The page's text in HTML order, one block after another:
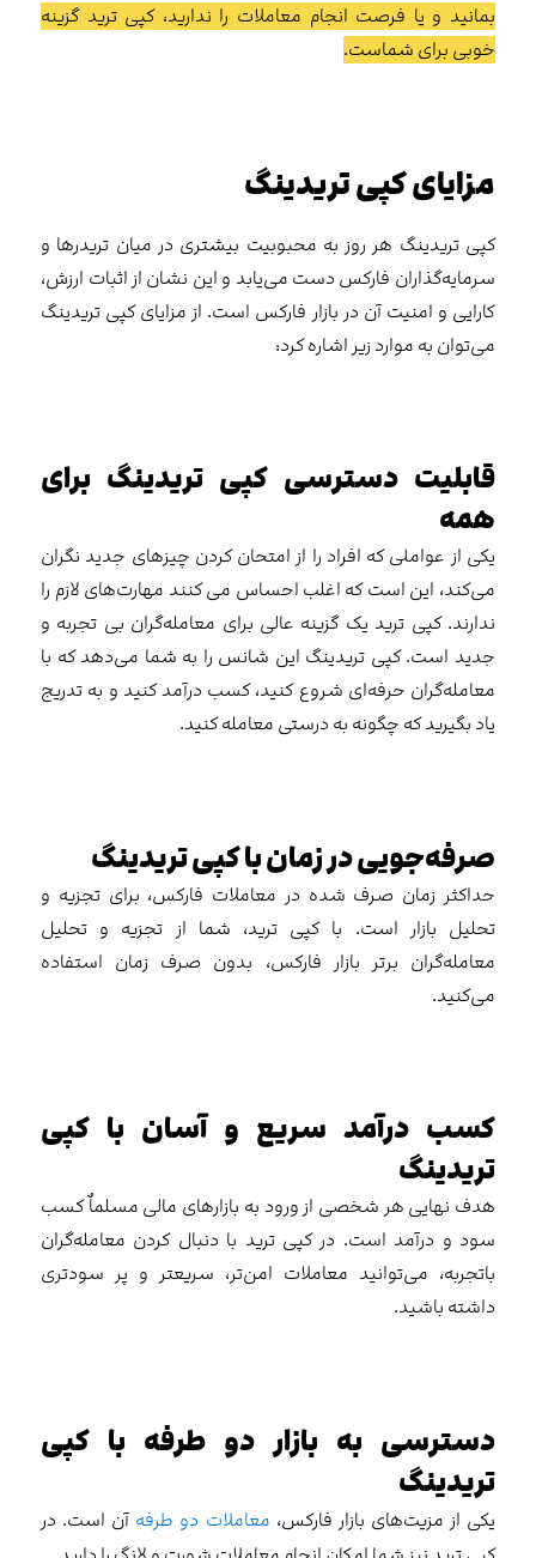
بمانید و یا فرصت انجام معاملات را ندارید، کپی ترید گزینه
خوبی برای شماست.
مزایای کپی تریدینگ
کپی تریدینگ هر روز به محبوبیت بیشتری در میان تریدرها و
سرمایه‌گذاران فارکس دست می‌یابد و این نشان از اثبات ارزش،
کارایی و امنیت آن در بازار فارکس است. از مزایای کپی تریدینگ
می‌توان به موارد زیر اشاره کرد:
قابلیت دسترسی کپی تریدینگ برای
همه
یکی از عواملی که افراد را از امتحان کردن چیزهای جدید نگران
می‌کند، این است که اغلب احساس می ‌کنند مهارت‌های لازم را
ندارند. کپی ترید یک گزینه عالی برای معامله‌گران بی تجربه و
جدید است. کپی تریدینگ این شانس را به شما می‌دهد که با
معامله‌گران حرفه‌ای شروع کنید، کسب درآمد کنید و به تدریج
یاد بگیرید که چگونه به درستی معامله کنید.
صرفه‌جویی در زمان با کپی تریدینگ
حداکثر زمان صرف شده در معاملات فارکس، برای تجزیه و
تحلیل بازار است. با کپی ترید، شما از تجزیه و تحلیل
معامله‌گران برتر بازار فارکس، بدون صرف زمان استفاده
می‌کنید.
کسب درآمد سریع و آسان با کپی
تریدینگ
هدف نهایی هر شخصی از ورود به بازارهای مالی مسلماٌ کسب
سود و درآمد است. در کپی ترید با دنبال کردن معامله‌گران
باتجربه، می‌توانید معاملات امن‌تر، سریعتر و پر سودتری
داشته باشید.
دسترسی به بازار دو طرفه با کپی
تریدینگ
یکی از مزیت‌های بازار فارکس، معاملات دو طرفه آن است. در